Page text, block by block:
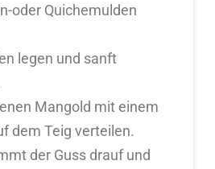
oder Quichemulden
legen und sanft
Mangold mit einem
dem Teig verteilen.
der Guss drauf und